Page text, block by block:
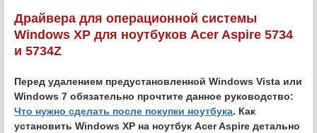
Драйвера для операционной системы
Windows XP для ноутбуков Acer Aspire 5734
и 5734Z
Перед удалением предустановленной Windows Vista или
Windows 7 обязательно прочтите данное руководство:
Что нужно сделать после покупки ноутбука. Как
установить Windows XP на ноутбук Acer Aspire детально